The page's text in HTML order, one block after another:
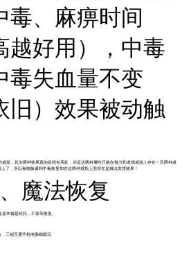
毒、麻痹时间
越好用），中毒
毒失血量不变
旧）效果被动触
指，其实两种效果真的是很有用处，但是这两种属性只能在魅力和道德戒指上存在！且两种戒
了，所以毒物躲避和中毒恢复加在这两种戒指上面实在是难以发挥效果！
魔法恢复
本都是吃药，不靠等恢复。
，三端互通手机电脑都能玩